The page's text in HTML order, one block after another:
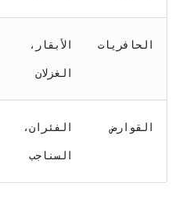
الحافريات الأبقار،
الغزلان
القوارض الفئران،
السناجب